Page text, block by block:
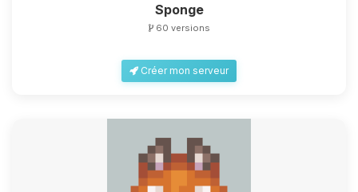
Sponge
60 versions
Créer mon serveur